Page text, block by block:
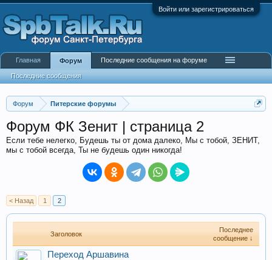
Войти или зарегистрироваться
Форум Питерские форумы
Форум ФК Зенит | страница 2
Если тебе нелегко, Будешь ты от дома далеко, Мы с тобой, ЗЕНИТ,
мы с тобой всегда, Ты не будешь один никогда!
< Назад 1 2
Заголовок
Последнее
сообщение ↓
Переход Аршавина
Главная Форум
Последние сообщения
Последние сообщения на форуме